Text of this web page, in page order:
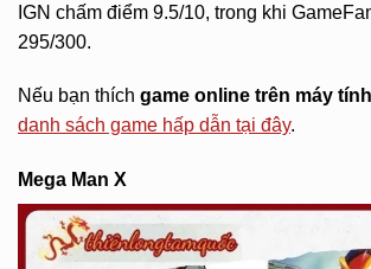
IGN chấm điểm 9.5/10, trong khi
295/300.
Nếu bạn thích game online trên máy tính
danh sách game hấp dẫn tại đây.
Mega Man X